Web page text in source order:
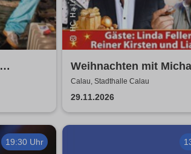
Weihnachten mit
Hirte 2026
Calau, Stadthalle Calau
29.11.2026
19:30 Uhr